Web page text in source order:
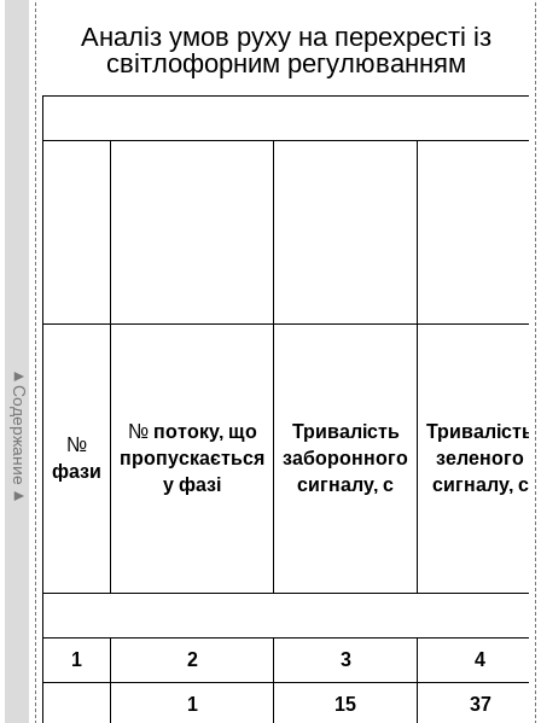
►Содержание►
Аналіз умов руху на перехресті із
світлофорним регулюванням
№
фази
№ потоку, що
пропускається
у фазі
Тривалість
заборонного
сигналу, с
Тривалість
зеленого
сигналу, с
1 2 3 4
1 15 37